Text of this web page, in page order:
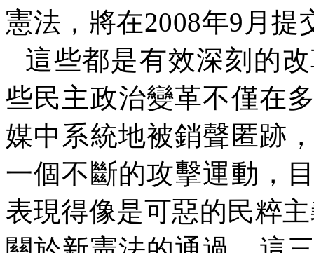
憲法，將在2008年9 月提
這些都是有效深刻的
些民主政治變革不僅在
媒中系統地被銷聲匿跡
一個不斷的攻擊運動，
表現得像是可惡的民粹